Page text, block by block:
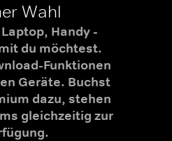
Wahl
Handy -
du möchtest.
Funktionen
Geräte. Buchst
dazu, stehen
gleichzeitig zur